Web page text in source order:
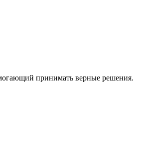
принимать верные решения.